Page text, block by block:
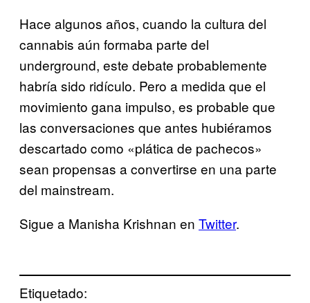
Hace algunos años, cuando la cultura del
cannabis aún formaba parte del
underground, este debate probablemente
habría sido ridículo. Pero a medida que el
movimiento gana impulso, es probable que
las conversaciones que antes hubiéramos
descartado como «plática de pachecos»
sean propensas a convertirse en una parte
del mainstream.
Sigue a Manisha Krishnan en Twitter.
Etiquetado: